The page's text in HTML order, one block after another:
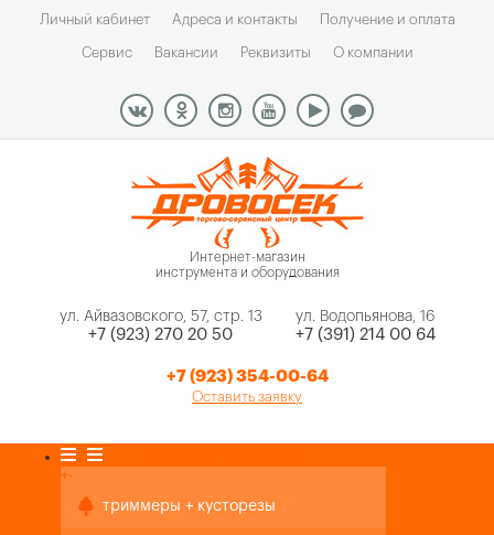
Личный кабинет Адреса и контакты Получение и оплата
Сервис Вакансии Реквизиты О компании
Интернет-магазин
инструмента и оборудования
ул. Айвазовского, 57, стр. 13
+7 (923) 270 20 50
ул. Водопьянова, 16
+7 (391) 214 00 64
+7 (923) 354-00-64
Оставить заявку
+-
триммеры + кусторезы